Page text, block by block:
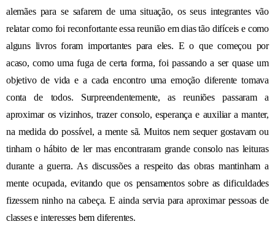
alemães para se safarem de uma situação, os seus integrantes vão
relatar como foi reconfortante essa reunião em dias tão difíceis e como
alguns livros foram importantes para eles. E o que começou por
acaso, como uma fuga de certa forma, foi passando a ser quase um
objetivo de vida e a cada encontro uma emoção diferente tomava
conta de todos. Surpreendentemente, as reuniões passaram a
aproximar os vizinhos, trazer consolo, esperança e auxiliar a manter,
na medida do possível, a mente sã. Muitos nem sequer gostavam ou
tinham o hábito de ler mas encontraram grande consolo nas leituras
durante a guerra. As discussões a respeito das obras mantinham a
mente ocupada, evitando que os pensamentos sobre as dificuldades
fizessem ninho na cabeça. E ainda servia para aproximar pessoas de
classes e interesses bem diferentes.